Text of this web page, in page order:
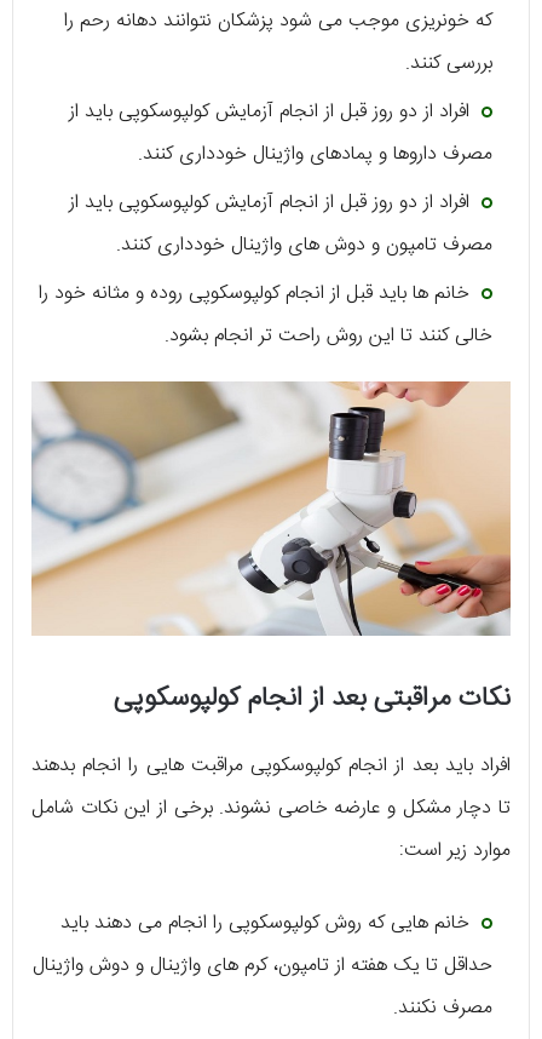
که خونریزی موجب می شود پزشکان نتوانند دهانه رحم را
بررسی کنند.
افراد از دو روز قبل از انجام آزمایش کولپوسکوپی باید از
مصرف داروها و پمادهای واژینال خودداری کنند.
افراد از دو روز قبل از انجام آزمایش کولپوسکوپی باید از
مصرف تامپون و دوش های واژینال خودداری کنند.
خانم ها باید قبل از انجام کولپوسکوپی روده و مثانه خود را
خالی کنند تا این روش راحت تر انجام بشود.
نکات مراقبتی بعد از انجام کولپوسکوپی
افراد باید بعد از انجام کولپوسکوپی مراقبت هایی را انجام بدهند
تا دچار مشکل و عارضه خاصی نشوند. برخی از این نکات شامل
موارد زیر است:
خانم هایی که روش کولپوسکوپی را انجام می دهند باید
حداقل تا یک هفته از تامپون، کرم های واژینال و دوش واژینال
مصرف نکنند.